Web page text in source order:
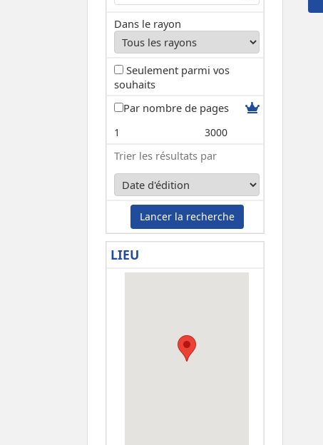
Dans le rayon
Seulement parmi vos
souhaits
Par nombre de pages
1 3000
Trier les résultats par
Lancer la recherche
LIEU